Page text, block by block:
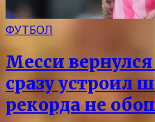
ФУТБОЛ
Месси
сразу устроил
рекорда не